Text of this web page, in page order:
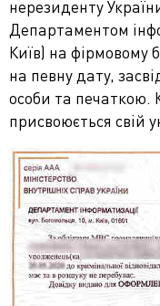
нерезиденту
Департаментом
Київ) на фірмовому
на певну дату,
особи та печаткою.
присвоюється свій